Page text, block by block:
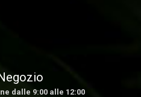
dalle 9:00 alle 12:00